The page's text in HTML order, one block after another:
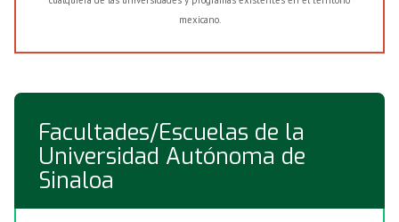
mexicano.
Facultades/Escuelas de la
Universidad Autónoma de
Sinaloa